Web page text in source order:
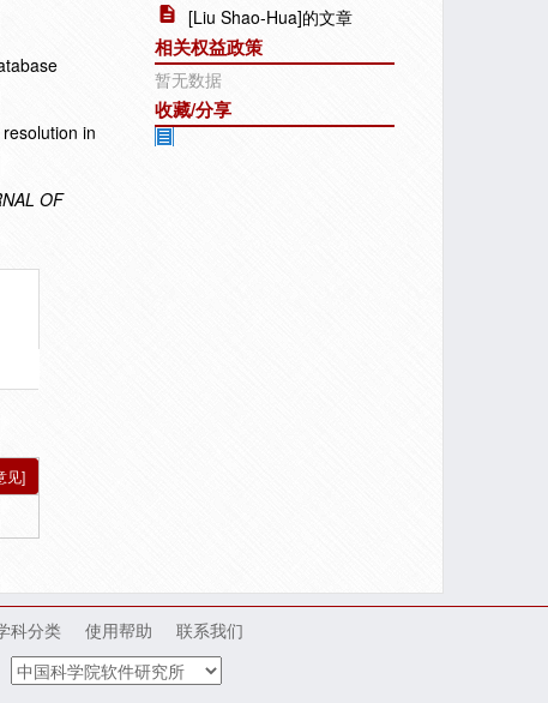
in
OF
[Liu Shao-Hua]的文章
相关权益政策
暂无数据
收藏/分享
见]
科分类 使用帮助
联系我们